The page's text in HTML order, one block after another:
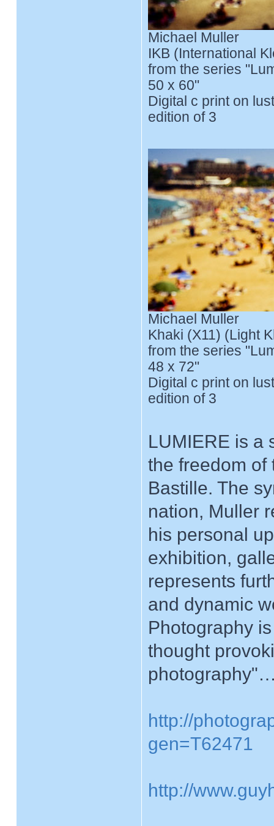
Michael Muller
IKB (International
from the series
50 x 60"
Digital c print on
edition of 3
Michael Muller
Khaki (X11) (Light
from the series
48 x 72"
Digital c print on
edition of 3
LUMIERE is a
the freedom of
Bastille. The
nation, Muller
his personal
exhibition,
represents
and dynamic
Photography
thought
http://
gen=T62471
http://